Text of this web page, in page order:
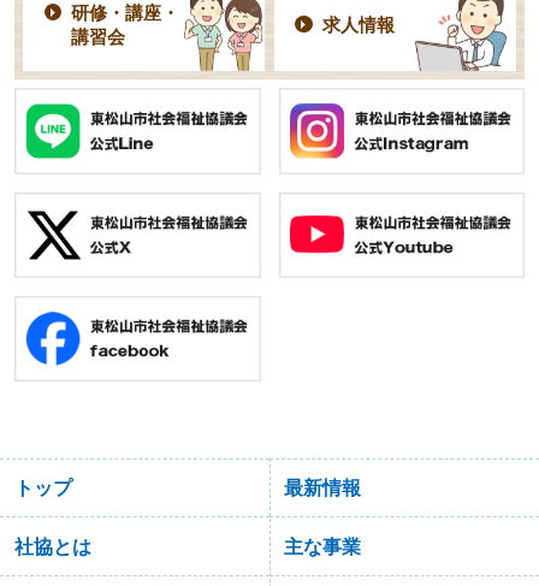
研修・講座・
講習会
求人情報
トップ 最新情報
社協とは 主な事業